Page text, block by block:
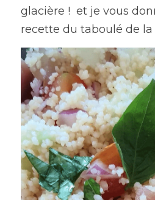
glacière !  et je vous
recette du taboulé de la